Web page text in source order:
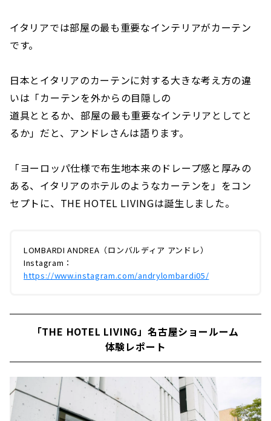
イタリアでは部屋の最も重要なインテリアがカーテン
です。
日本とイタリアのカーテンに対する大きな考え方の違
いは「カーテンを外からの目隠しの
道具ととるか、部屋の最も重要なインテリアとしてと
るか」だと、アンドレさんは語ります。
「ヨーロッパ仕様で布生地本来のドレープ感と厚みの
ある、イタリアのホテルのようなカーテンを」をコン
セプトに、THE HOTEL LIVINGは誕生しました。
LOMBARDI ANDREA（ロンバルディア アンドレ）
Instagram：
https://www.instagram.com/andrylombardi05/
「THE HOTEL LIVING」名古屋ショールーム
体験レポート